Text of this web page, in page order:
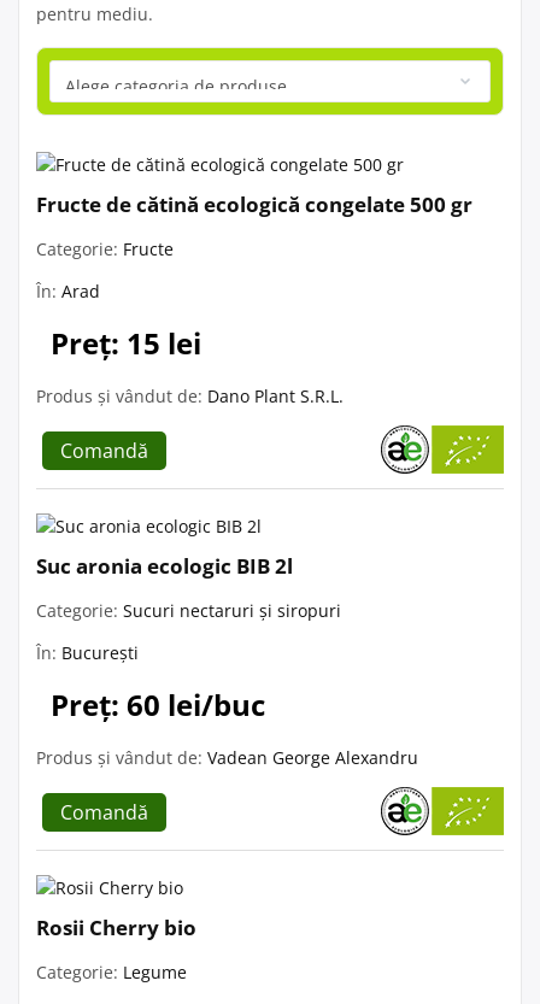
pentru mediu.
Fructe de cătină ecologică congelate 500 gr
Categorie: Fructe
În: Arad
Preț: 15 lei
Produs și vândut de: Dano Plant S.R.L.
Comandă
Suc aronia ecologic BIB 2l
Categorie: Sucuri nectaruri și siropuri
În: București
Preț: 60 lei/buc
Produs și vândut de: Vadean George Alexandru
Comandă
Rosii Cherry bio
Categorie: Legume